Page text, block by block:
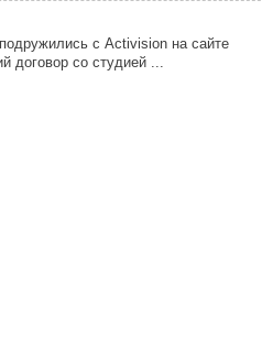
с Activision на сайте
договор со студией ...